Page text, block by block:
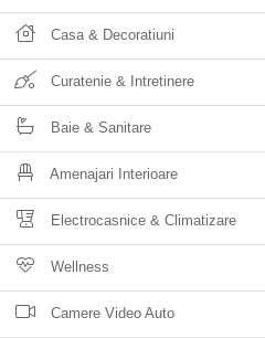
Casa & Decoratiuni
Curatenie & Intretinere
Baie & Sanitare
Amenajari Interioare
Electrocasnice & Climatizare
Wellness
Camere Video Auto